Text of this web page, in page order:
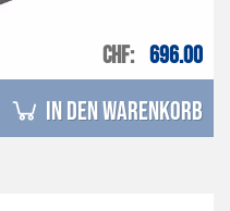
CHF 696.00
in den Warenkorb